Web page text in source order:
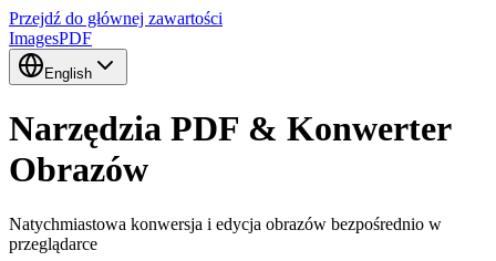
Przejdź do głównej zawartości
ImagesPDF
English
Narzędzia PDF & Konwerter
Obrazów
Natychmiastowa konwersja i edycja obrazów bezpośrednio w
przeglądarce